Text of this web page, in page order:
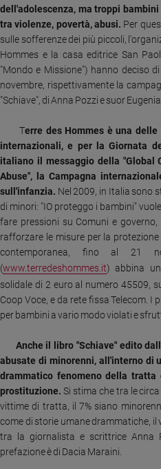
Papa
Papa
Chiesa
Chiesa
Fede
spiritualità
Santi
Devozione
e
fede
Parola
del
giorno
Santo
del
giorno
Società
e
Ambiente
e
Creato
Volontariato
Diritti
dell'adolescenza, ma troppi
tra violenze, povertà, abusi. Per
sulle sofferenze dei più piccoli,
Hommes e la casa editrice San
"Mondo e Missione") hanno deciso
novembre, rispettivamente la
"Schiave", di Anna Pozzi e suor
Terre des Hommes è una
internazionali, e per la Giornata
italiano il messaggio della "Global
Abuse", la Campagna
sull'infanzia. Nel 2009, in Italia sono
di minori: "IO proteggo i bambini"
fare pressioni su Comuni e
rafforzare le misure per la
contemporanea, fino al 21
(www.terredeshommes.it) abbina
solidale di 2 euro al numero 45509,
Coop Voce, e da rete fissa Telecom. I
per bambini a vario modo violati e
Anche il libro "Schiave" edito
abusate di minorenni, all'interno di
drammatico fenomeno della
prostituzione. Si stima che tra le
vittime di tratta, il 7% siano
come di storie umane drammatiche,
tra la giornalista e scrittrice Anna
prefazione è di Dacia Maraini.